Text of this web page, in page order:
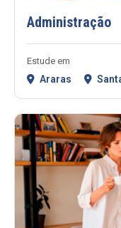
Administração
Estude em
Araras